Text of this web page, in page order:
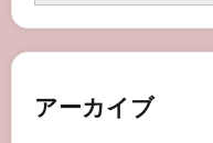
アーカイブ